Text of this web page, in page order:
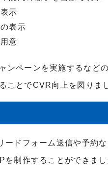
示
表示
意
ンペーンを実施するなど
ことでCVR向上を図りま
ードフォーム送信や予約
制作することができまし